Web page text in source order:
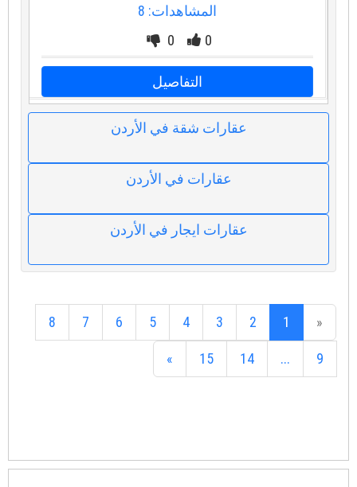
المشاهدات: 8
0
0
التفاصيل
عقارات شقة في الأردن
عقارات في الأردن
عقارات ايجار في الأردن
«
1
2
3
4
5
6
7
8
9
...
14
15
»